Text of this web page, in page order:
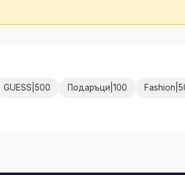
GUESS|500 Подаръци|100